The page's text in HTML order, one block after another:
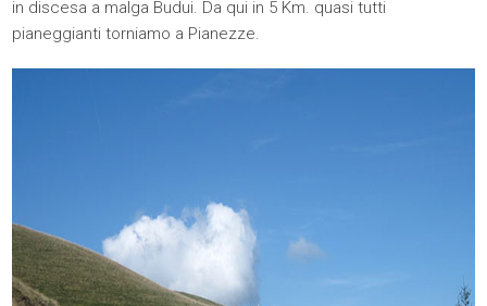
in discesa a malga Budui. Da qui in 5 Km. quasi tutti
pianeggianti torniamo a Pianezze.